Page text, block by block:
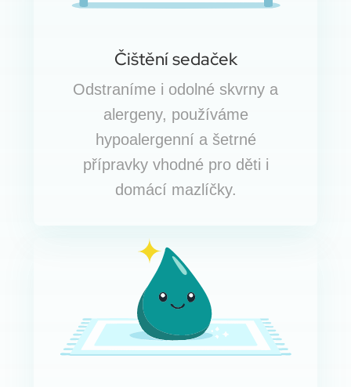
Čištění sedaček
Odstraníme i odolné skvrny a
alergeny, používáme
hypoalergenní a šetrné
přípravky vhodné pro děti i
domácí mazlíčky.